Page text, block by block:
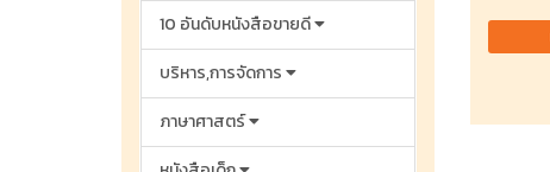
10 อันดับหนังสือขายดี
บริหาร,การจัดการ
ภาษาศาสตร์